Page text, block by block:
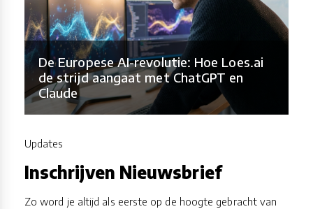
De Europese AI-revolutie: Hoe Loes.ai
de strijd aangaat met ChatGPT en
Claude
Updates
Inschrijven Nieuwsbrief
Zo word je altijd als eerste op de hoogte gebracht van